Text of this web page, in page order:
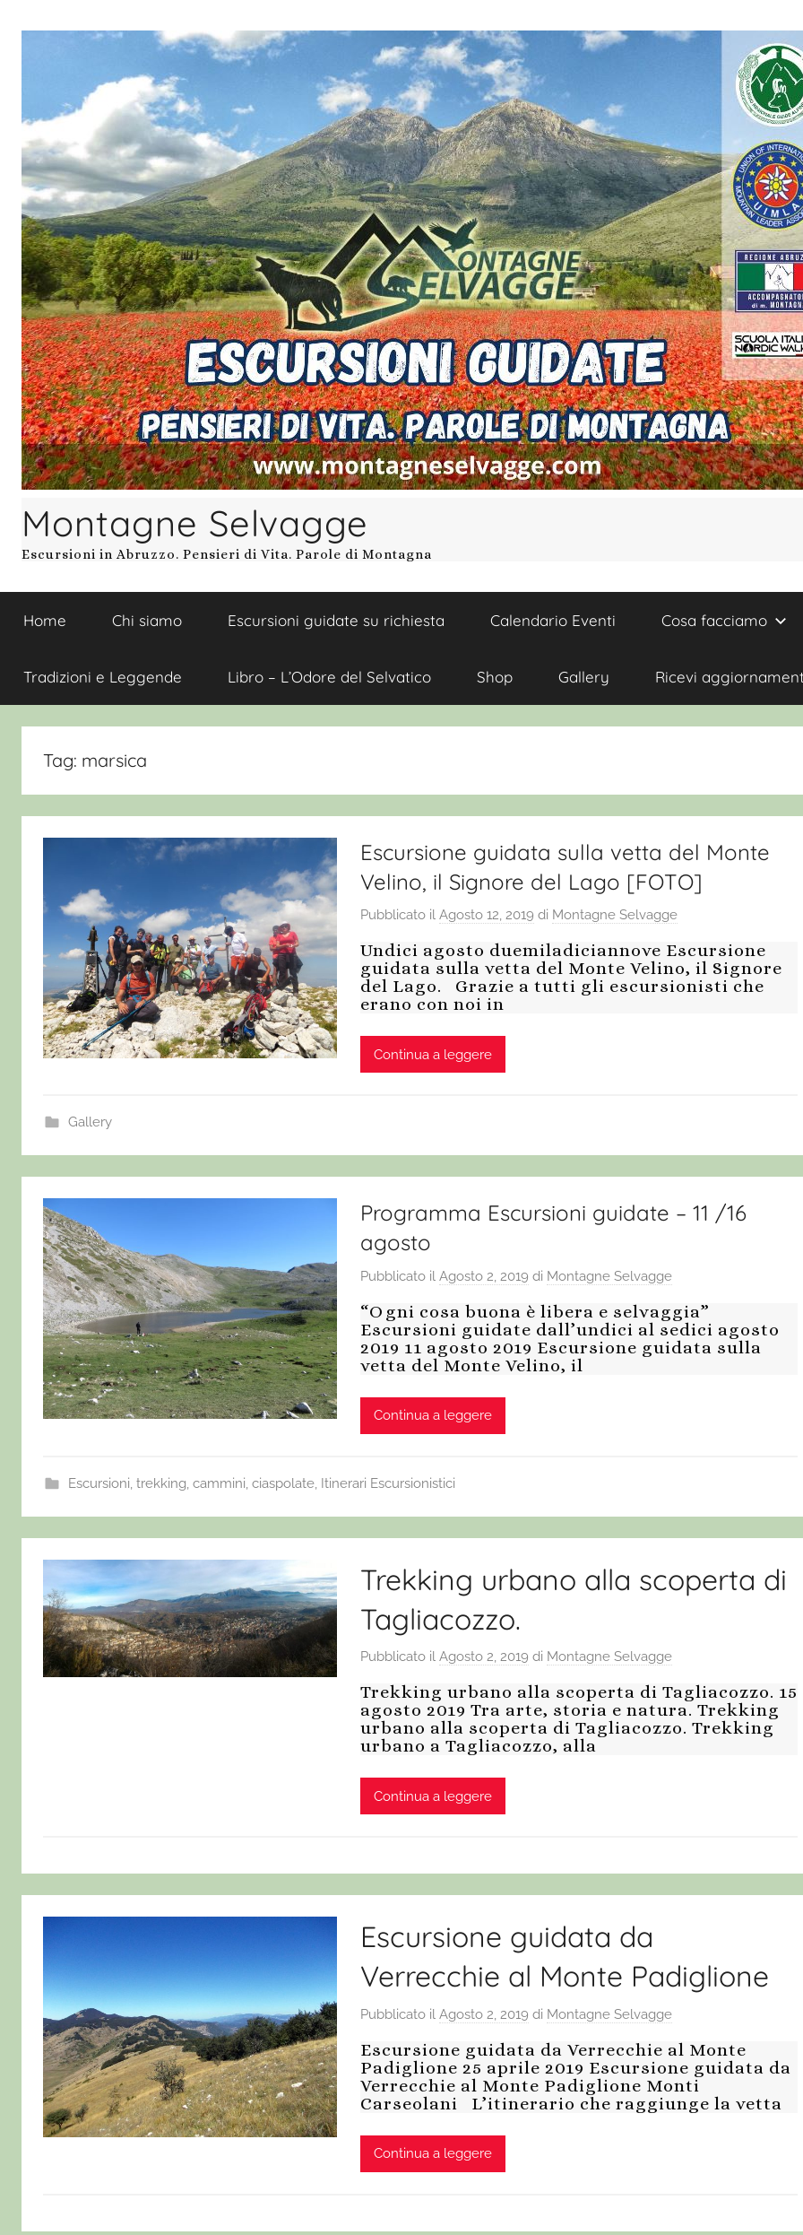
Montagne Selvagge
Escursioni in Abruzzo. Pensieri di Vita. Parole di Montagna
Home Chi siamo Escursioni guidate su richiesta Calendario Eventi Cosa facciamo
Tradizioni e Leggende Libro – L’Odore del Selvatico Shop Gallery Ricevi
Tag: marsica
Escursione guidata sulla vetta del Monte
Velino, il Signore del Lago [FOTO]
Pubblicato il Agosto 12, 2019 di Montagne Selvagge
Undici agosto duemiladiciannove Escursione
guidata sulla vetta del Monte Velino, il Signore
del Lago. Grazie a tutti gli escursionisti che
erano con noi in
Continua a leggere
Gallery
Programma Escursioni guidate – 11 /16
agosto
Pubblicato il Agosto 2, 2019 di Montagne Selvagge
“Ogni cosa buona è libera e selvaggia”
Escursioni guidate dall’undici al sedici agosto
2019 11 agosto 2019 Escursione guidata sulla
vetta del Monte Velino, il
Continua a leggere
Escursioni, trekking, cammini, ciaspolate, Itinerari Escursionistici
Trekking urbano alla scoperta di
Tagliacozzo.
Pubblicato il Agosto 2, 2019 di Montagne Selvagge
Trekking urbano alla scoperta di Tagliacozzo. 15
agosto 2019 Tra arte, storia e natura. Trekking
urbano alla scoperta di Tagliacozzo. Trekking
urbano a Tagliacozzo, alla
Continua a leggere
Escursione guidata da
Verrecchie al Monte Padiglione
Pubblicato il Agosto 2, 2019 di Montagne Selvagge
Escursione guidata da Verrecchie al Monte
Padiglione 25 aprile 2019 Escursione guidata da
Verrecchie al Monte Padiglione Monti
Carseolani L’itinerario che raggiunge la vetta
Continua a leggere